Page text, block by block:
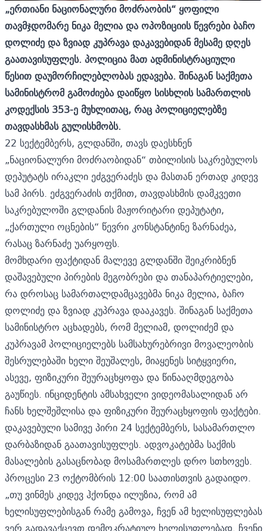
„ერთიანი ნაციონალური მოძრაობის“ ყოფილი
თავმჯდომარე ნიკა მელია და ოპოზიციის წევრები ბაჩო
დოლიძე და ზვიად კუპრავა დაკავებიდან მესამე დღეს
გაათავისუფლეს. პოლიცია მათ ადმინისტრაციული
წესით დაუმორჩილებლობას ედავება. შინაგან საქმეთა
სამინისტრომ გამოძიება დაიწყო სისხლის სამართლის
კოდექსის 353-ე მუხლითაც, რაც პოლიციელებზე
თავდასხმას გულისხმობს.
22 სექტემბერს, გლდანში, თავს დაესხნენ
„ნაციონალური მოძრაობიდან“ თბილისის საკრებულოს
დეპუტატს ირაკლი ეძგვერაძეს და მასთან ერთად კიდევ
სამ პირს. ეძგვერაძის თქმით, თავდასხმის დამკვეთი
საკრებულოში გლდანის მაჟორიტარი დეპუტატი,
„ქართული ოცნების“ წევრი კონსტანტინე ზარნაძეა,
რასაც ზარნაძე უარყოფს.
მომხდარი ფაქტიდან მალევე გლდანში შეიკრიბნენ
დაშავებული პირების მეგობრები და თანაპარტიელები,
რა დროსაც სამართალდამცავებმა ნიკა მელია, ბაჩო
დოლიძე და ზვიად კუპრავა დააკავეს. შინაგან საქმეთა
სამინისტრო აცხადებს, რომ მელიამ, დოლიძემ და
კუპრავამ პოლიციელებს სამსახურებრივი მოვალეობის
შესრულებაში ხელი შეუშალეს, მიაყენეს სიტყვიერი,
ასევე, ფიზიკური შეურაცხყოფა და წინააღმდეგობა
გაუწიეს. ინციდენტის ამსახველი ვიდეომასალიდან არ
ჩანს ხელშეშლისა და ფიზიკური შეურაცხყოფის ფაქტები.
დაკავებული სამივე პირი 24 სექტემბერს, სასამართლო
დარბაზიდან გაათავისუფლეს. ადვოკატებმა საქმის
მასალების გასაცნობად მოსამართლეს დრო სთხოვეს.
პროცესი 23 ოქტომბრის 12:00 საათისთვის გადაიდო.
„თუ ვინმეს კიდევ ჰქონდა ილუზია, რომ ამ
ხელისუფლებისგან რამე გამოვა, ჩვენ ამ ხელისუფლებას